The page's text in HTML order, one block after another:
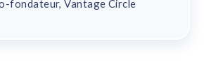
fondateur, Vantage Circle